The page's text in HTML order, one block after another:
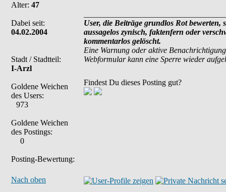
Alter: 47
Dabei seit:
04.02.2004
Stadt / Stadtteil:
I-Arzl
Goldene Weichen
des Users:
973
Goldene Weichen
des Postings:
0
Posting-Bewertung:
User, die Beiträge grundlos Rot
aussagelos zynisch, faktenfern oder
kommentarlos gelöscht.
Eine Warnung oder aktive
Webformular kann eine Sperre wieder
Findest Du dieses Posting gut?
Nach oben